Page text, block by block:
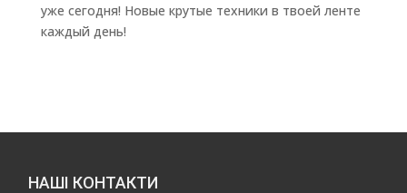
уже сегодня! Новые крутые техники в твоей ленте
каждый день!
НАШІ КОНТАКТИ